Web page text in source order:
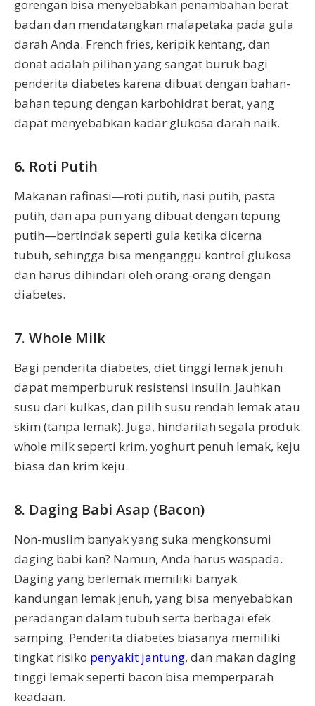
gorengan bisa menyebabkan penambahan berat
badan dan mendatangkan malapetaka pada gula
darah Anda. French fries, keripik kentang, dan
donat adalah pilihan yang sangat buruk bagi
penderita diabetes karena dibuat dengan bahan-
bahan tepung dengan karbohidrat berat, yang
dapat menyebabkan kadar glukosa darah naik.
6. Roti Putih
Makanan rafinasi—roti putih, nasi putih, pasta
putih, dan apa pun yang dibuat dengan tepung
putih—bertindak seperti gula ketika dicerna
tubuh, sehingga bisa menganggu kontrol glukosa
dan harus dihindari oleh orang-orang dengan
diabetes.
7. Whole Milk
Bagi penderita diabetes, diet tinggi lemak jenuh
dapat memperburuk resistensi insulin. Jauhkan
susu dari kulkas, dan pilih susu rendah lemak atau
skim (tanpa lemak). Juga, hindarilah segala produk
whole milk seperti krim, yoghurt penuh lemak, keju
biasa dan krim keju.
8. Daging Babi Asap (Bacon)
Non-muslim banyak yang suka mengkonsumi
daging babi kan? Namun, Anda harus waspada.
Daging yang berlemak memiliki banyak
kandungan lemak jenuh, yang bisa menyebabkan
peradangan dalam tubuh serta berbagai efek
samping. Penderita diabetes biasanya memiliki
tingkat risiko penyakit jantung, dan makan daging
tinggi lemak seperti bacon bisa memperparah
keadaan.